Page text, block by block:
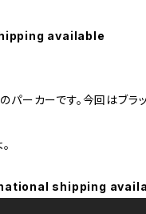
available
パーカーです。今回はブラ
shipping